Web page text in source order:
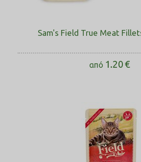
Sam's Field True Meat
από 1.20€